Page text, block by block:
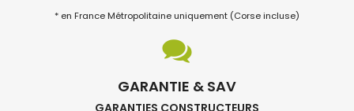
* en France Métropolitaine uniquement (Corse incluse)
GARANTIE & SAV
GARANTIES CONSTRUCTEURS